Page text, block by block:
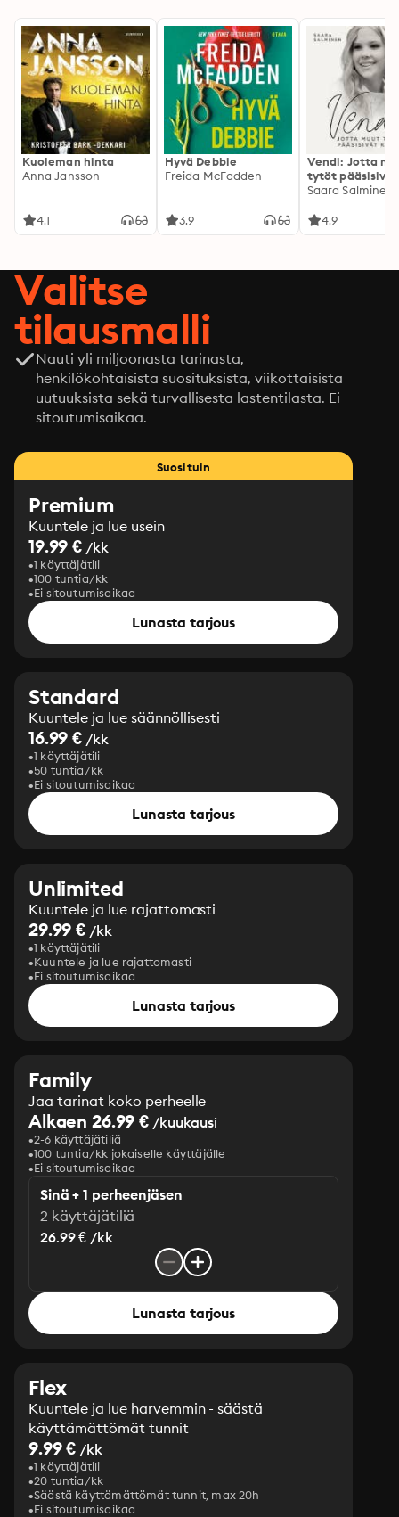
Kuoleman hinta
Anna Jansson
4.1
Hyvä Debbie
Freida McFadden
3.9
Vendi: Jotta
tytöt pääsisivät
kotiin
Saara Salminen
4.9
Valitse
tilausmalli
Nauti yli miljoonasta tarinasta,
henkilökohtaisista suosituksista, viikottaisista
uutuuksista sekä turvallisesta lastentilasta. Ei
sitoutumisaikaa.
Suosituin
Premium
Kuuntele ja lue usein
19.99 € /kk
1 käyttäjätili
100 tuntia/kk
Ei sitoutumisaikaa
Lunasta tarjous
Standard
Kuuntele ja lue säännöllisesti
16.99 € /kk
1 käyttäjätili
50 tuntia/kk
Ei sitoutumisaikaa
Lunasta tarjous
Unlimited
Kuuntele ja lue rajattomasti
29.99 € /kk
1 käyttäjätili
Kuuntele ja lue rajattomasti
Ei sitoutumisaikaa
Lunasta tarjous
Family
Jaa tarinat koko perheelle
Alkaen 26.99 € /kuukausi
2-6 käyttäjätiliä
100 tuntia/kk jokaiselle käyttäjälle
Ei sitoutumisaikaa
Sinä + 1 perheenjäsen
2 käyttäjätiliä
26.99 € /kk
Lunasta tarjous
Flex
Kuuntele ja lue harvemmin - säästä
käyttämättömät tunnit
9.99 € /kk
1 käyttäjätili
20 tuntia/kk
Säästä käyttämättömät tunnit, max 20h
Ei sitoutumisaikaa